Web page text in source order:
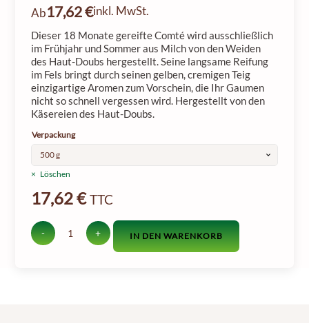
Ab17,62€inkl. MwSt.
Dieser 18 Monate gereifte Comté wird ausschließlich
im Frühjahr und Sommer aus Milch von den Weiden
des Haut-Doubs hergestellt. Seine langsame Reifung
im Fels bringt durch seinen gelben, cremigen Teig
einzigartige Aromen zum Vorschein, die Ihr Gaumen
nicht so schnell vergessen wird. Hergestellt von den
Käsereien des Haut-Doubs.
Verpackung
Löschen
17,62€ TTC
-
Menge
+ IN DEN WARENKORB